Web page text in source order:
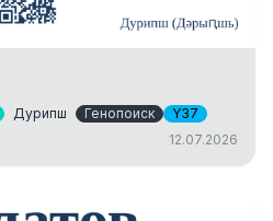
Дурипш Генопоиск
Y37
12.07.2026